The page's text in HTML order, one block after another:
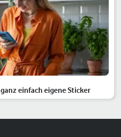
einfach eigene Sticker